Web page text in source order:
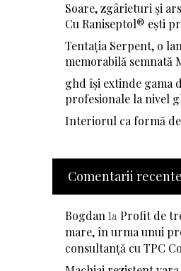
Soare, zgârieturi și
Cu Raniseptol® ești
Tentația Serpent, o
memorabilă semnată
ghd își extinde gama
profesionale la nivel
Interiorul ca formă
Comentarii recente
Bogdan la Profit de
mare, în urma unui
consultanță cu TPC